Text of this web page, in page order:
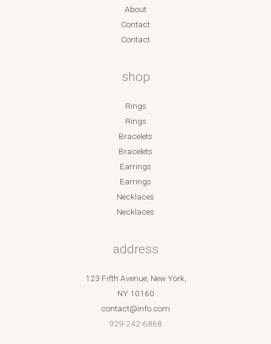
About
Contact
Contact
shop
Rings
Rings
Bracelets
Bracelets
Earrings
Earrings
Necklaces
Necklaces
address
123 Fifth Avenue, New York,
NY 10160
contact@info.com
929-242-6868